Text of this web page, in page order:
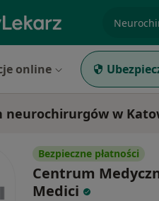
online
neurochirurgów w
Bezpieczne płatności
Centrum
Medici